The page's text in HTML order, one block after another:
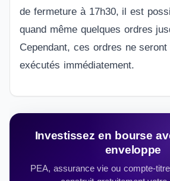
de fermeture à 17h30, il est
quand même quelques ordres
Cependant, ces ordres ne
exécutés immédiatement.
Investissez en bourse
enveloppe
PEA, assurance vie ou compte-